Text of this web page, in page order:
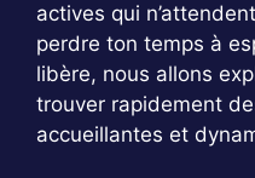
actives qui
perdre ton temps à
libère, nous allons
trouver rapidement
accueillantes et